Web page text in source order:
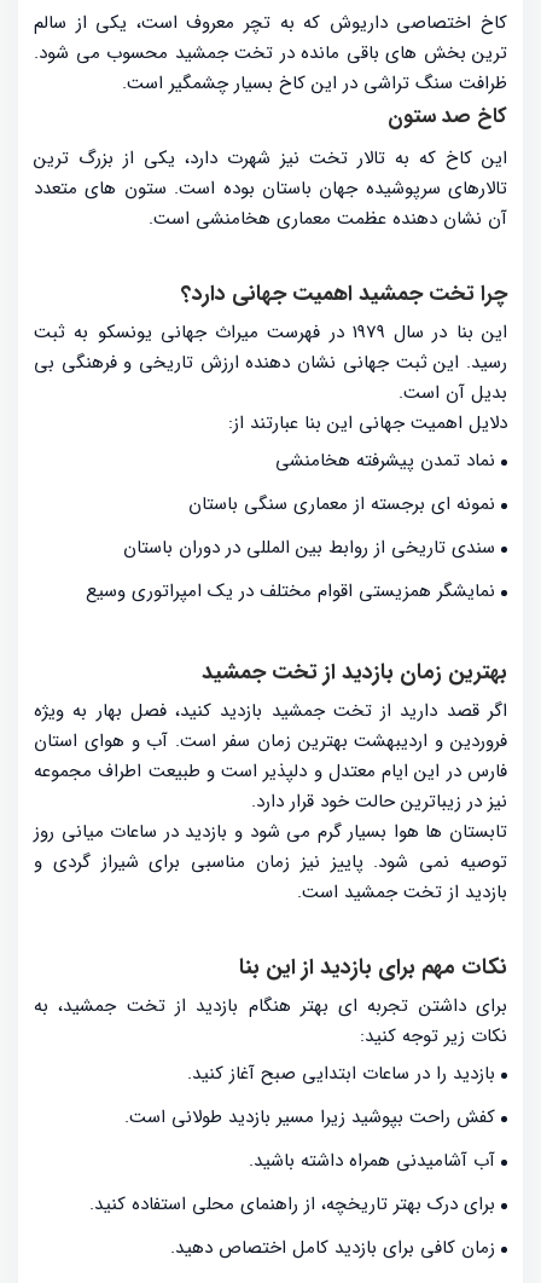
کاخ اختصاصی داریوش که به تچر معروف است، یکی از سالم
ترین بخش های باقی مانده در تخت جمشید محسوب می شود.
ظرافت سنگ تراشی در این کاخ بسیار چشمگیر است.
کاخ صد ستون
این کاخ که به تالار تخت نیز شهرت دارد، یکی از بزرگ ترین
تالارهای سرپوشیده جهان باستان بوده است. ستون های متعدد
آن نشان دهنده عظمت معماری هخامنشی است.
چرا تخت جمشید اهمیت جهانی دارد؟
این بنا در سال 1979 در فهرست میراث جهانی یونسکو به ثبت
رسید. این ثبت جهانی نشان دهنده ارزش تاریخی و فرهنگی بی
بدیل آن است.
دلایل اهمیت جهانی این بنا عبارتند از:
نماد تمدن پیشرفته هخامنشی
نمونه ای برجسته از معماری سنگی باستان
سندی تاریخی از روابط بین المللی در دوران باستان
نمایشگر همزیستی اقوام مختلف در یک امپراتوری وسیع
بهترین زمان بازدید از تخت جمشید
اگر قصد دارید از تخت جمشید بازدید کنید، فصل بهار به ویژه
فروردین و اردیبهشت بهترین زمان سفر است. آب و هوای استان
فارس در این ایام معتدل و دلپذیر است و طبیعت اطراف مجموعه
نیز در زیباترین حالت خود قرار دارد.
تابستان ها هوا بسیار گرم می شود و بازدید در ساعات میانی روز
توصیه نمی شود. پاییز نیز زمان مناسبی برای شیراز گردی و
بازدید از تخت جمشید است.
نکات مهم برای بازدید از این بنا
برای داشتن تجربه ای بهتر هنگام بازدید از تخت جمشید، به
نکات زیر توجه کنید:
بازدید را در ساعات ابتدایی صبح آغاز کنید.
کفش راحت بپوشید زیرا مسیر بازدید طولانی است.
آب آشامیدنی همراه داشته باشید.
برای درک بهتر تاریخچه، از راهنمای محلی استفاده کنید.
زمان کافی برای بازدید کامل اختصاص دهید.